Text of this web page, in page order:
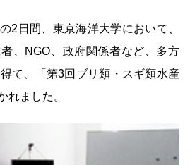
2日間、東京海洋大学において、
、NGO、政府関係者など、多方
て、「第3回ブリ類・スギ類水産
れました。